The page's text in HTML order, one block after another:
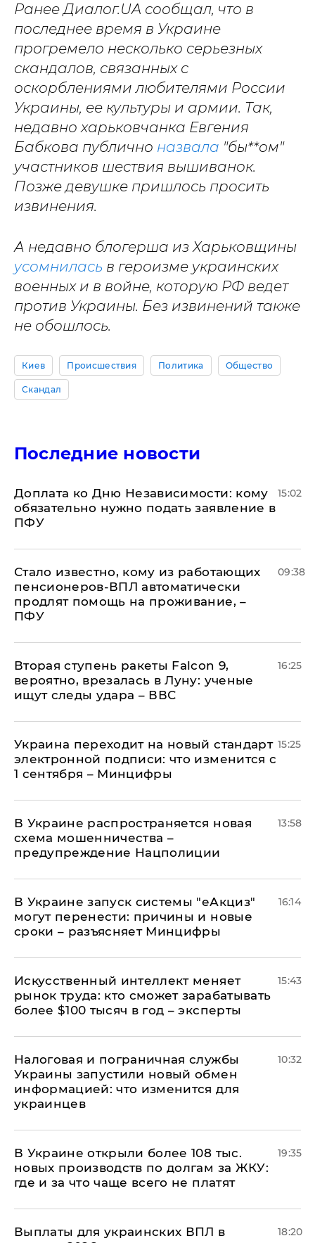
Ранее Диалог.UA сообщал, что в
последнее время в Украине
прогремело несколько серьезных
скандалов, связанных с
оскорблениями любителями России
Украины, ее культуры и армии. Так,
недавно харьковчанка Евгения
Бабкова публично назвала "бы**ом"
участников шествия вышиванок.
Позже девушке пришлось просить
извинения.
А недавно блогерша из Харьковщины
усомнилась в героизме украинских
военных и в войне, которую РФ ведет
против Украины. Без извинений также
не обошлось.
Киев Происшествия Политика Общество
Скандал
Последние новости
Доплата ко Дню Независимости: кому
обязательно нужно подать заявление в
ПФУ
15:02
Стало известно, кому из работающих
пенсионеров-ВПЛ автоматически
продлят помощь на проживание, –
ПФУ
09:38
Вторая ступень ракеты Falcon 9,
вероятно, врезалась в Луну: ученые
ищут следы удара – ВВС
16:25
Украина переходит на новый стандарт
электронной подписи: что изменится с
1 сентября – Минцифры
15:25
В Украине распространяется новая
схема мошенничества –
предупреждение Нацполиции
13:58
В Украине запуск системы "еАкциз"
могут перенести: причины и новые
сроки – разъясняет Минцифры
16:14
Искусственный интеллект меняет
рынок труда: кто сможет зарабатывать
более $100 тысяч в год – эксперты
15:43
Налоговая и пограничная службы
Украины запустили новый обмен
информацией: что изменится для
украинцев
10:32
В Украине открыли более 108 тыс.
новых производств по долгам за ЖКУ:
где и за что чаще всего не платят
19:35
Выплаты для украинских ВПЛ в
18:20